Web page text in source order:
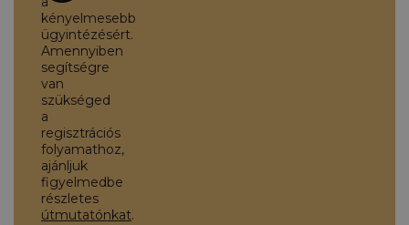
kényelmesebb
ügyintézésért.
Amennyiben
segítségre
van
szükséged
a
regisztrációs
folyamathoz,
ajánljuk
figyelmedbe
részletes
útmutatónkat.